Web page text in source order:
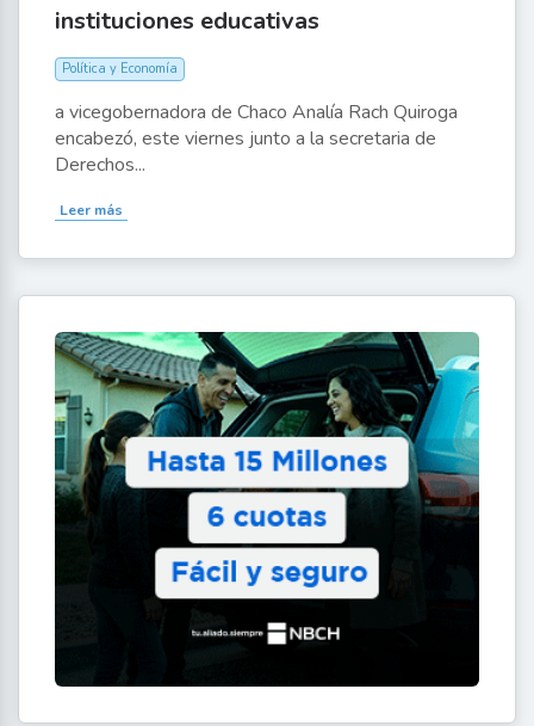
instituciones educativas
Política y Economía
a vicegobernadora de Chaco Analía Rach Quiroga
encabezó, este viernes junto a la secretaria de
Derechos...
Leer más